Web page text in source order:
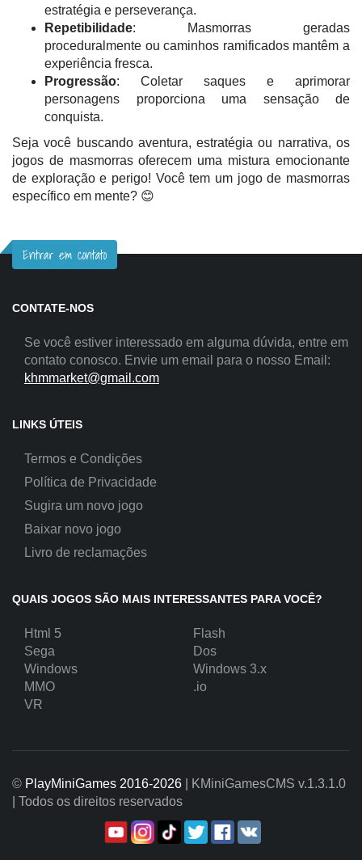
estratégia e perseverança.
Repetibilidade: Masmorras geradas
proceduralmente ou caminhos ramificados mantêm a
experiência fresca.
Progressão: Coletar saques e aprimorar
personagens proporciona uma sensação de
conquista.
Seja você buscando aventura, estratégia ou narrativa, os
jogos de masmorras oferecem uma mistura emocionante
de exploração e perigo! Você tem um jogo de masmorras
específico em mente? 😊
Entrar em contato
CONTATE-NOS
Se você estiver interessado em alguma dúvida, entre em
contato conosco. Envie um email para o nosso Email:
khmmarket@gmail.com
LINKS ÚTEIS
Termos e Condições
Política de Privacidade
Sugira um novo jogo
Baixar novo jogo
Livro de reclamações
QUAIS JOGOS SÃO MAIS INTERESSANTES PARA VOCÊ?
Html 5
Flash
Sega
Dos
Windows
Windows 3.x
MMO
.io
VR
© PlayMiniGames 2016-2026 | KMiniGamesCMS v.1.3.1.0
| Todos os direitos reservados